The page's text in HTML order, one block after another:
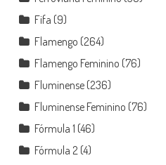
Fifa (9)
Flamengo (264)
Flamengo Feminino (76)
Fluminense(236)
Fluminense Feminino (76)
Fórmula 1 (46)
Fórmula 2(4)